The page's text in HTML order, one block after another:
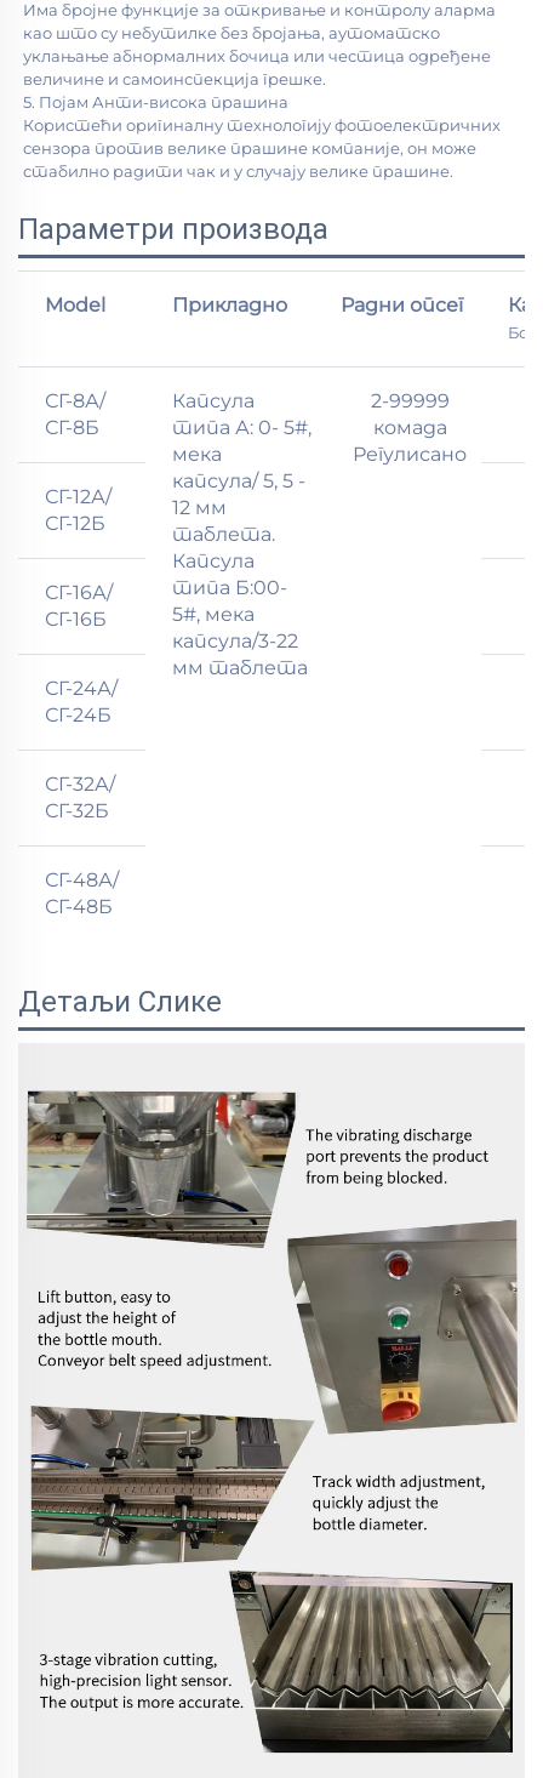
Има бројне функције за откривање и контролу аларма
као што су небутилке без бројања, аутоматско
уклањање абнормалних бочица или честица одређене
величине и самоинспекција грешке.
5. Појам Анти-висока прашина
Користећи оригиналну технологију фотоелектричних
сензора против велике прашине компаније, он може
стабилно радити чак и у случају велике прашине.
Параметри производа
Model Прикладно Радни опсег
СГ-8А/
СГ-8Б
Капсула
типа А: 0- 5#,
мека
капсула/ 5, 5 -
12 мм
таблета.
Капсула
типа Б:00-
5#, мека
капсула/3-22
мм таблета
2-99999
комада
Регулисано
СГ-12А/
СГ-12Б
СГ-16А/
СГ-16Б
СГ-24А/
СГ-24Б
СГ-32А/
СГ-32Б
СГ-48А/
СГ-48Б
Детаљи Слике